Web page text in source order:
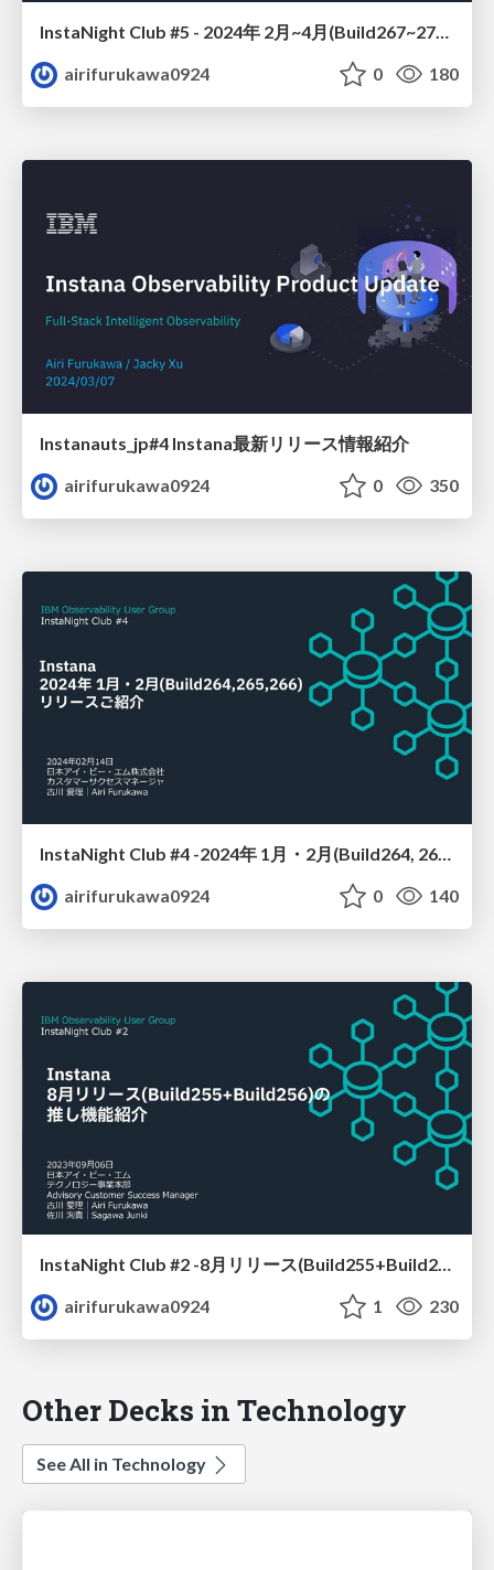
InstaNight Club #5 - 2024年 2月~4月(Build267~270) リリースご紹介 -
airifurukawa0924
0 180
Instanauts_jp#4 Instana最新リリース情報紹介
airifurukawa0924
0 350
InstaNight Club #4 -2024年 1月・2月(Build264, 265, 266) リリースご紹介-
airifurukawa0924
0 140
InstaNight Club #2 -8月リリース(Build255+Build256)の 推し機能紹介-
airifurukawa0924
1 230
Other Decks in Technology
See All in Technology